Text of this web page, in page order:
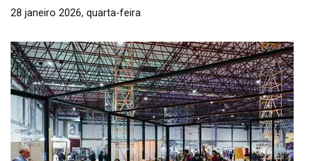
28 janeiro 2026, quarta-feira